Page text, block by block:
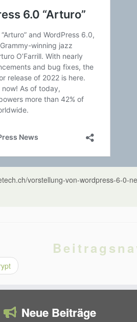
vorstellung-von-wordpress-6-0-
Neue Beiträge